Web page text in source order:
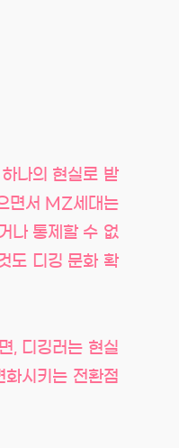
나의 현실로 받
면서 MZ세대는
나 통제할 수 없
도 디깅 문화 확
, 디깅러는 현실
화시키는 전환점